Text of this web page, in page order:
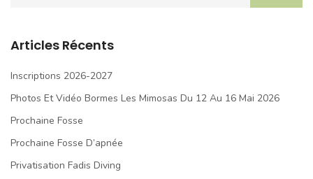
Articles Récents
Inscriptions 2026-2027
Photos Et Vidéo Bormes Les Mimosas Du 12 Au 16 Mai 2026
Prochaine Fosse
Prochaine Fosse D’apnée
Privatisation Fadis Diving